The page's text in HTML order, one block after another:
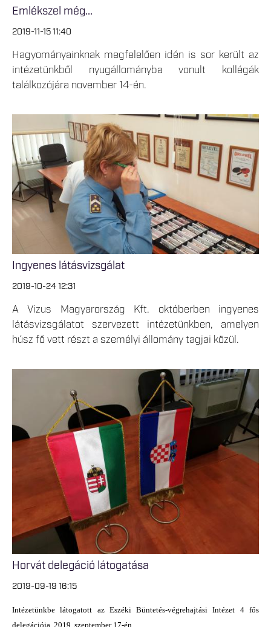
Emlékszel még...
2019-11-15 11:40
Hagyományainknak megfelelően idén is sor került az
intézetünkből nyugállományba vonult kollégák
találkozójára november 14-én.
Ingyenes látásvizsgálat
2019-10-24 12:31
A Vizus Magyarország Kft. októberben ingyenes
látásvizsgálatot szervezett intézetünkben, amelyen
húsz fő vett részt a személyi állomány tagjai közül.
Horvát delegáció látogatása
2019-09-19 16:15
Intézetünkbe látogatott az Eszéki Büntetés-végrehajtási Intézet 4 fős
delegációja, 2019. szeptember 17-én.